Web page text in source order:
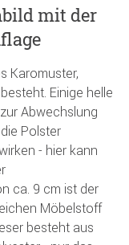
mit der
Karomuster,
Einige helle
Abwechslung
Polster
- hier kann
ca. 9 cm ist der
Möbelstoff
besteht aus